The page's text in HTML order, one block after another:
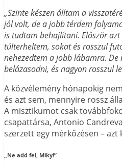
„Szinte készen álltam a
jól volt, de a jobb térdem
is tudtam behajlítani. Először
túlterheltem, sokat és rosszul
nehezedtem a jobb lábamra.
belázasodni, és nagyon rosszul
A közvélemény hónapokig
és azt sem, mennyire rossz
A misztikumot csak
csapattársa, Antonio
szerzett egy mérkőzésen –
„Ne add fel, Miky!”